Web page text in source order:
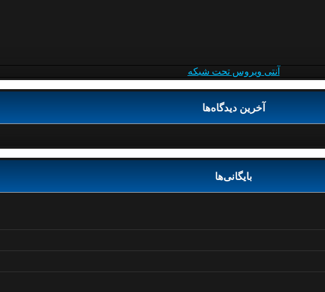
آنتی ویروس تحت شبکه
آخرین دیدگاه‌ها
بایگانی‌ها